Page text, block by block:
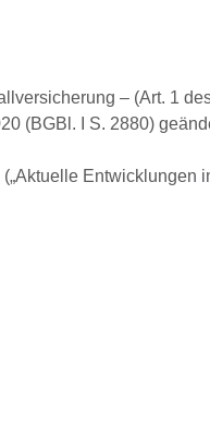
– (Art. 1
(BGBl. I S. 2880)
Entwicklungen